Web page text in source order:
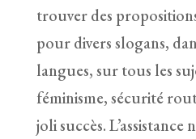
trouver des
pour divers slogans,
langues, sur tous les
féminisme, sécurité
joli succès. L’assistance